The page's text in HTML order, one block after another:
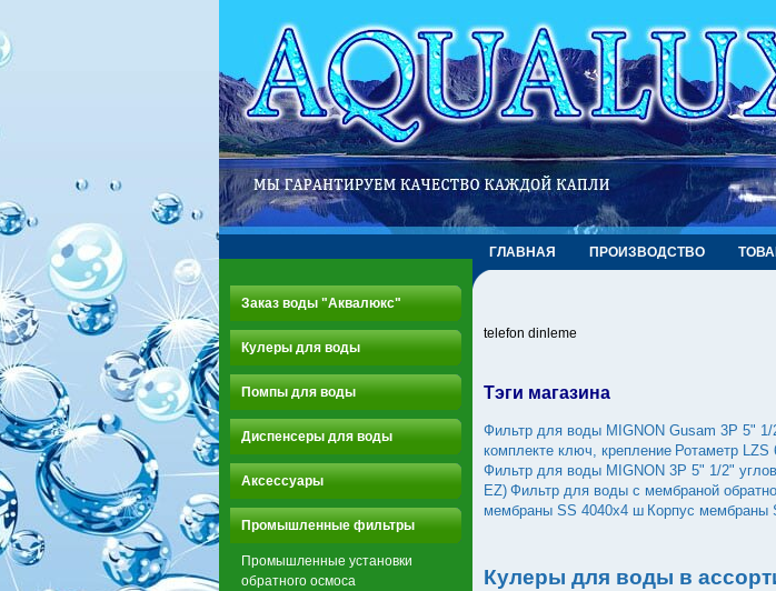
ГЛАВНАЯ ПРОИЗВОДСТВО
Заказ воды "Аквалюкс"
Кулеры для воды
Помпы для воды
Диспенсеры для воды
Аксессуары
Промышленные фильтры
Промышленные установки
обратного осмоса
telefon dinleme
Тэги магазина
Фильтр для воды MIGNON Gusam 3P 5"
комплекте ключ, крепление Ротаметр LZS
Фильтр для воды MIGNON 3P 5" 1/2"
EZ) Фильтр для воды с мембраной
мембраны SS 4040х4 ш Корпус мембраны
Кулеры для воды в